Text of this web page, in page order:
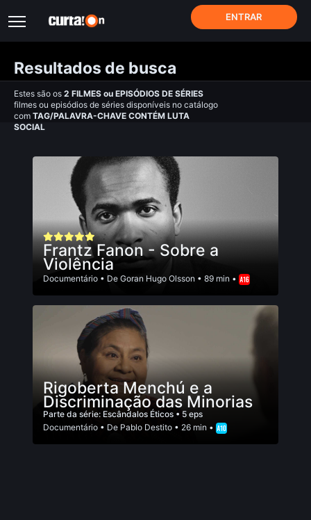
ENTRAR
Resultados de busca
Estes são os 2 FILMES ou EPISÓDIOS DE SÉRIES
filmes ou episódios de séries disponíveis no catálogo
com TAG/PALAVRA-CHAVE CONTÉM LUTA
SOCIAL
Frantz Fanon - Sobre a
Violência
Documentário • De Goran Hugo Olsson • 89 min •
Rigoberta Menchú e a
Discriminação das Minorias
Parte da série: Escândalos Éticos • 5 eps
Documentário • De Pablo Destito • 26 min •